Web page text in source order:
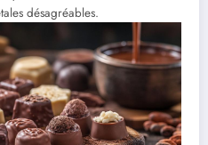
désagréables.